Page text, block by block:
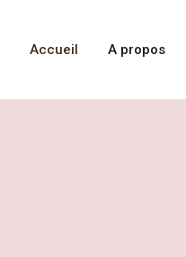
Accueil A propos